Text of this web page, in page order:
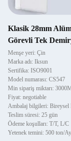
Klasik 28mm
Görevli Tek
Menşe yeri: Çin
Marka adı: Iksun
Sertifika: ISO9001
Model numarası: CS547
Min sipariş miktarı:
Fiyat: negotiable
Ambalaj bilgileri: Bireysel
Teslim süresi: 25 gün
Ödeme koşulları: T/T, L/C
Yetenek temini: 500 ton/Ay